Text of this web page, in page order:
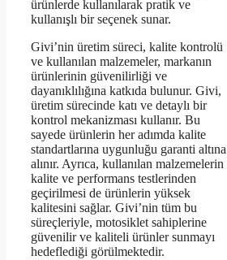
ürünlerde kullanılarak pratik ve
kullanışlı bir seçenek sunar.
Givi’nin üretim süreci, kalite kontrolü
ve kullanılan malzemeler, markanın
ürünlerinin güvenilirliği ve
dayanıklılığına katkıda bulunur. Givi,
üretim sürecinde katı ve detaylı bir
kontrol mekanizması kullanır. Bu
sayede ürünlerin her adımda kalite
standartlarına uygunluğu garanti altına
alınır. Ayrıca, kullanılan malzemelerin
kalite ve performans testlerinden
geçirilmesi de ürünlerin yüksek
kalitesini sağlar. Givi’nin tüm bu
süreçleriyle, motosiklet sahiplerine
güvenilir ve kaliteli ürünler sunmayı
hedeflediği görülmektedir.